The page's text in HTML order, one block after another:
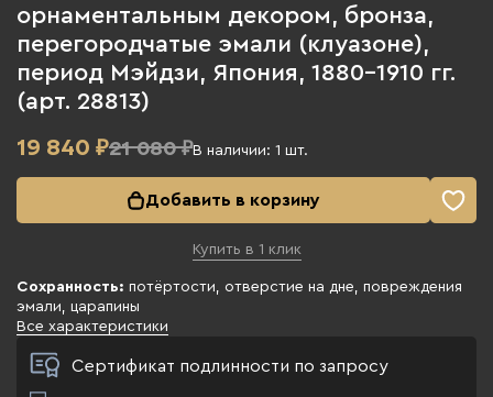
орнаментальным декором, бронза,
перегородчатые эмали (клуазоне),
период Мэйдзи, Япония, 1880-1910 гг.
(арт. 28813)
19 840 ₽21 080 ₽В наличии: 1 шт.
Добавить в корзину
Купить в 1 клик
Сохранность: потёртости, отверстие на дне, повреждения
эмали, царапины
Все характеристики
Сертификат подлинности по запросу